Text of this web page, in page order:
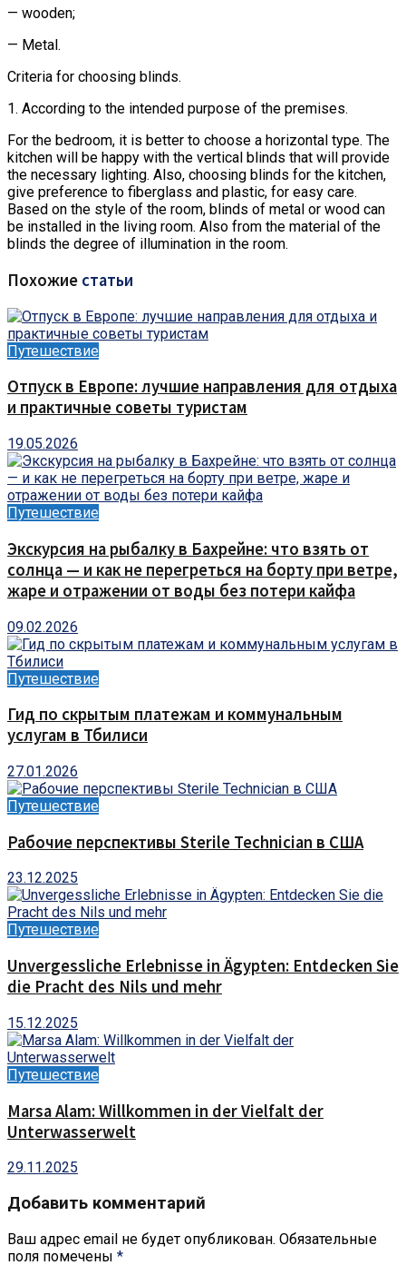
— wooden;
— Metal.
Criteria for choosing blinds.
1. According to the intended purpose of the premises.
For the bedroom, it is better to choose a horizontal type. The
kitchen will be happy with the vertical blinds that will provide
the necessary lighting. Also, choosing blinds for the kitchen,
give preference to fiberglass and plastic, for easy care.
Based on the style of the room, blinds of metal or wood can
be installed in the living room. Also from the material of the
blinds the degree of illumination in the room.
Похожие статьи
Путешествие
Отпуск в Европе: лучшие направления для отдыха
и практичные советы туристам
19.05.2026
Путешествие
Экскурсия на рыбалку в Бахрейне: что взять от
солнца — и как не перегреться на борту при ветре,
жаре и отражении от воды без потери кайфа
09.02.2026
Путешествие
Гид по скрытым платежам и коммунальным
услугам в Тбилиси
27.01.2026
Путешествие
Рабочие перспективы Sterile Technician в США
23.12.2025
Путешествие
Unvergessliche Erlebnisse in Ägypten: Entdecken Sie
die Pracht des Nils und mehr
15.12.2025
Путешествие
Marsa Alam: Willkommen in der Vielfalt der
Unterwasserwelt
29.11.2025
Добавить комментарий
Ваш адрес email не будет опубликован. Обязательные
поля помечены *